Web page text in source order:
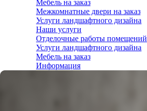
Мебель на заказ
Межкомнатные двери на заказ
Услуги ландшафтного дизайна
Наши услуги
Отделочные работы помещений
Услуги ландшафтного дизайна
Мебель на заказ
Информация